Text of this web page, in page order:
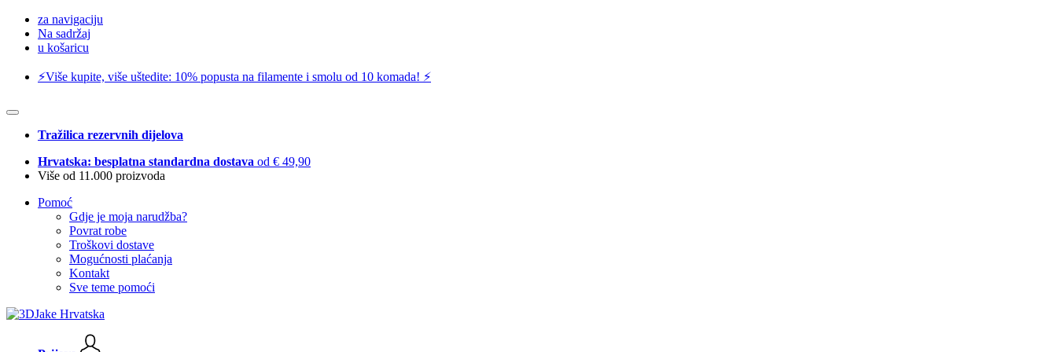
za navigaciju
Na sadržaj
u košaricu
⚡️Više kupite, više uštedite: 10% popusta na filamente i smolu od 10 komada! ⚡️
Tražilica rezervnih dijelova
Hrvatska: besplatna standardna dostava od € 49,90
Više od 11.000 proizvoda
Pomoć
Gdje je moja narudžba?
Povrat robe
Troškovi dostave
Mogućnosti plaćanja
Kontakt
Sve teme pomoći